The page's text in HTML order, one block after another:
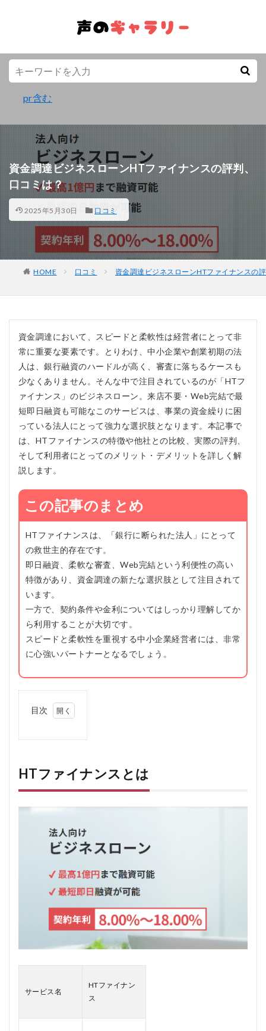
pr含む
資金調達ビジネスローンHTファイナンスの評判、
口コミは？
2025年5月30日 口コミ
HOME 口コミ 資金調達ビジネスローンHTファイナンスの
資金調達において、スピードと柔軟性は経営者にとって非
常に重要な要素です。とりわけ、中小企業や創業初期の法
人は、銀行融資のハードルが高く、審査に落ちるケースも
少なくありません。そんな中で注目されているのが「HTフ
ァイナンス」のビジネスローン。来店不要・Web完結で最
短即日融資も可能なこのサービスは、事業の資金繰りに困
っている法人にとって強力な選択肢となります。本記事で
は、HTファイナンスの特徴や他社との比較、実際の評判、
そして利用者にとってのメリット・デメリットを詳しく解
説します。
この記事のまとめ
HTファイナンスは、「銀行に断られた法人」にとって
の救世主的存在です。
即日融資、柔軟な審査、Web完結という利便性の高い
特徴があり、資金調達の新たな選択肢として注目されて
います。
一方で、契約条件や金利についてはしっかり理解してか
ら利用することが大切です。
スピードと柔軟性を重視する中小企業経営者には、非常
に心強いパートナーとなるでしょう。
目次
イ
ナ
ン
1.1
柔軟
査基
スピ
ある
来店
HTファイナンスとは
サービス名
HTファイナン
ス